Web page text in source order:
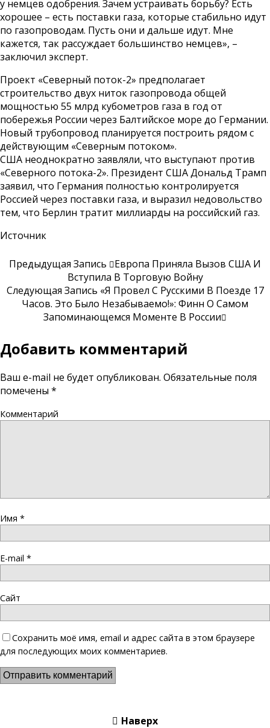
у немцев одобрения. Зачем устраивать борьбу? Есть
хорошее – есть поставки газа, которые стабильно идут
по газопроводам. Пусть они и дальше идут. Мне
кажется, так рассуждает большинство немцев», –
заключил эксперт.
Проект «Северный поток-2» предполагает
строительство двух ниток газопровода общей
мощностью 55 млрд кубометров газа в год от
побережья России через Балтийское море до Германии.
Новый трубопровод планируется построить рядом с
действующим «Северным потоком».
США неоднократно заявляли, что выступают против
«Северного потока-2». Президент США Дональд Трамп
заявил, что Германия полностью контролируется
Россией через поставки газа, и выразил недовольство
тем, что Берлин тратит миллиарды на российский газ.
Источник
Предыдущая Запись
Европа Приняла Вызов США И
Вступила В Торговую Войну
Следующая Запись «Я Провел С Русскими В Поезде 17
Часов. Это Было Незабываемо!»: Финн О Самом
Запоминающемся Моменте В России
Добавить комментарий
Ваш e-mail не будет опубликован. Обязательные поля
помечены *
Комментарий
Имя *
E-mail *
Сайт
Сохранить моё имя, email и адрес сайта в этом браузере
для последующих моих комментариев.
Наверх